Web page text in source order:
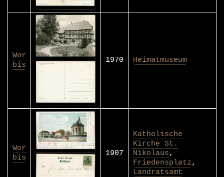
Wor
bis
1970 Heimatmuseum
Wor
bis
1907
Katholische
Kirche St.
Nikolaus,
Friedensplatz,
Landratsamt